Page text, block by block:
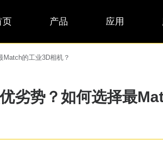
页 产品 应用
Match的工业3D相机？
劣势？如何选择最